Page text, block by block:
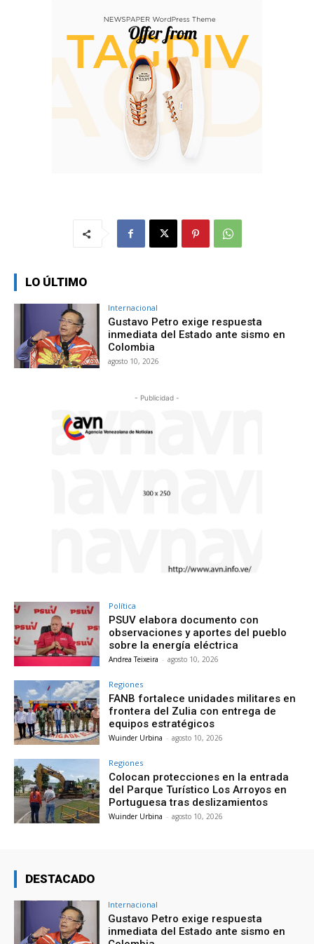
LO ÚLTIMO
Internacional
Gustavo Petro exige respuesta
inmediata del Estado ante sismo en
Colombia
agosto 10, 2026
- Publicidad -
Política
PSUV elabora documento con
observaciones y aportes del pueblo
sobre la energía eléctrica
Andrea Teixeira - agosto 10, 2026
Regiones
FANB fortalece unidades militares en
frontera del Zulia con entrega de
equipos estratégicos
Wuinder Urbina - agosto 10, 2026
Regiones
Colocan protecciones en la entrada
del Parque Turístico Los Arroyos en
Portuguesa tras deslizamientos
Wuinder Urbina - agosto 10, 2026
DESTACADO
Internacional
Gustavo Petro exige respuesta
inmediata del Estado ante sismo en